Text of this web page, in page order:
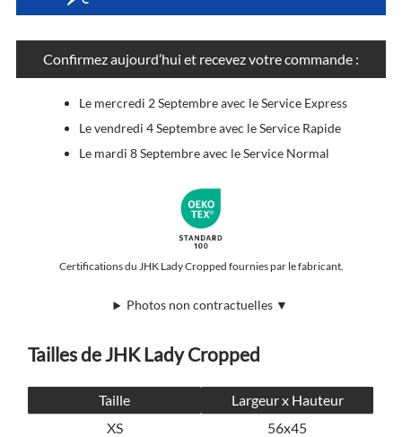
Confirmez aujourd’hui et recevez votre commande :
Le mercredi 2 Septembre avec le Service Express
Le vendredi 4 Septembre avec le Service Rapide
Le mardi 8 Septembre avec le Service Normal
Certifications du JHK Lady Cropped fournies par le fabricant.
Photos non contractuelles ▼
Tailles de JHK Lady Cropped
Taille
Largeur x Hauteur
XS
56x45